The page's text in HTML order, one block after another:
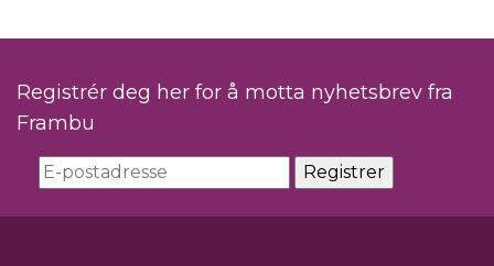
Registrér deg her for å motta nyhetsbrev fra
Frambu